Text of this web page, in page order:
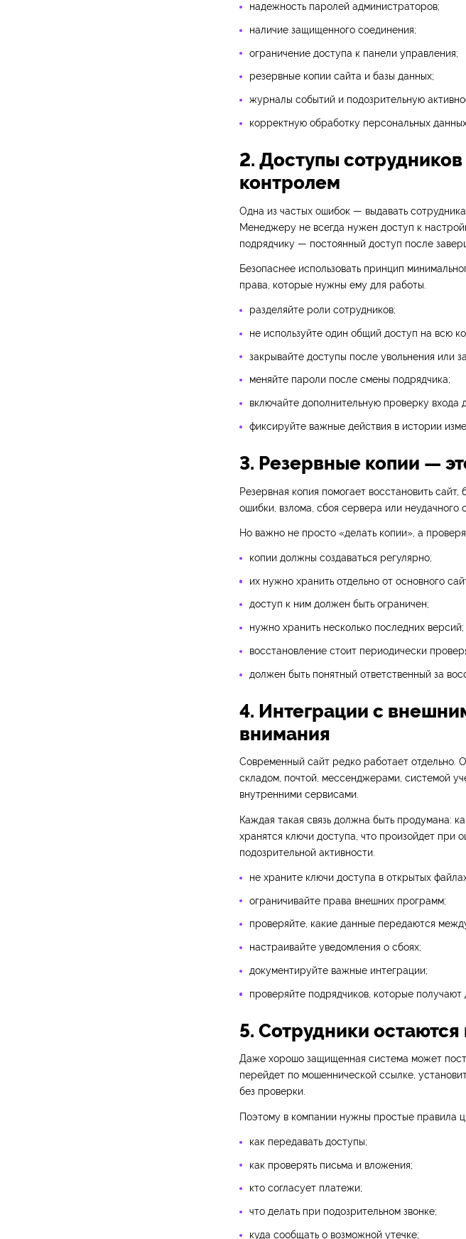
надежность паролей администраторов;
наличие защищенного соединения;
ограничение доступа к панели управления;
резервные копии сайта и базы данных;
журналы событий и подозрительную
корректную обработку персональных
2. Доступы
контролем
Одна из частых ошибок — выдавать
Менеджеру не всегда нужен доступ к
подрядчику — постоянный доступ после
Безопаснее использовать принцип
права, которые нужны ему для работы.
разделяйте роли сотрудников;
не используйте один общий доступ на всю
закрывайте доступы после увольнения или
меняйте пароли после смены подрядчика;
включайте дополнительную проверку входа
фиксируйте важные действия в истории
3. Резервные копии —
Резервная копия помогает восстановить
ошибки, взлома, сбоя сервера или неудачного
Но важно не просто «делать копии», а
копии должны создаваться регулярно;
их нужно хранить отдельно от основного
доступ к ним должен быть ограничен;
нужно хранить несколько последних версий;
восстановление стоит периодически
должен быть понятный ответственный за
4. Интеграции с
внимания
Современный сайт редко работает отдельно.
складом, почтой, мессенджерами, системой
внутренними сервисами.
Каждая такая связь должна быть продумана:
хранятся ключи доступа, что произойдет при
подозрительной активности.
не храните ключи доступа в открытых
ограничивайте права внешних программ;
проверяйте, какие данные передаются
настраивайте уведомления о сбоях;
документируйте важные интеграции;
проверяйте подрядчиков, которые получают
5. Сотрудники
Даже хорошо защищенная система может
перейдет по мошеннической ссылке,
без проверки.
Поэтому в компании нужны простые правила
как передавать доступы;
как проверять письма и вложения;
кто согласует платежи;
что делать при подозрительном звонке;
куда сообщать о возможной утечке;